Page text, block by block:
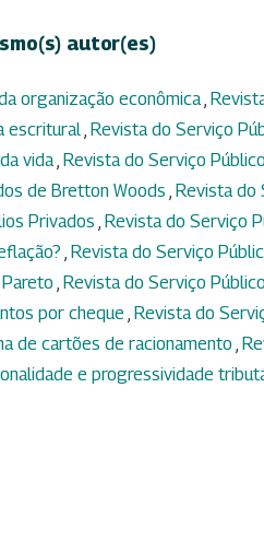
autor(es)
organização econômica,
escritural, Revista do Serviço
vida, Revista do Serviço
de Bretton Woods , Revista do
Privados , Revista do Serviço
, Revista do Serviço
, Revista do Serviço
por cheque , Revista do
de cartões de racionamento ,
e progressividade